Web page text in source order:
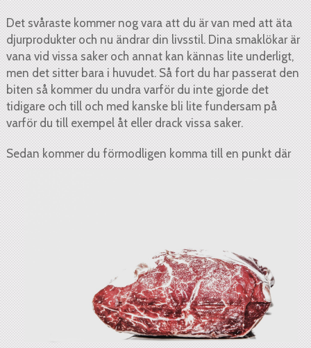
Det svåraste kommer nog vara att du är van med att äta
djurprodukter och nu ändrar din livsstil. Dina smaklökar är
vana vid vissa saker och annat kan kännas lite underligt,
men det sitter bara i huvudet. Så fort du har passerat den
biten så kommer du undra varför du inte gjorde det
tidigare och till och med kanske bli lite fundersam på
varför du till exempel åt eller drack vissa saker.
Sedan kommer du förmodligen komma till en punkt där